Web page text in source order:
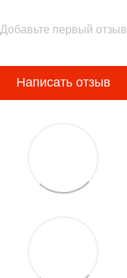
Добавьте первый отзыв
Написать отзыв